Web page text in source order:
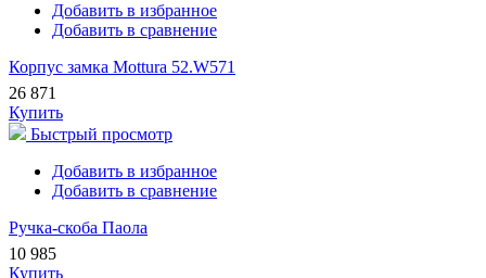
Добавить в избранное
Добавить в сравнение
Корпус замка Mottura 52.W571
26 871
Купить
Быстрый просмотр
Добавить в избранное
Добавить в сравнение
Ручка-скоба Паола
10 985
Купить